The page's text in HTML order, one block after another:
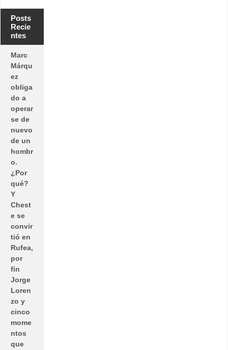
Posts
Recie
ntes
Marc
Márqu
ez
obliga
do a
operar
se de
nuevo
de un
hombr
o.
¿Por
qué?
Y
Chest
e se
convir
tió en
Rufea,
por
fin
Jorge
Loren
zo y
cinco
mome
ntos
que